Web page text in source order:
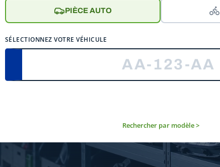
PIÈCE AUTO
SÉLECTIONNEZ VOTRE VÉHICULE
Rechercher par modèle >